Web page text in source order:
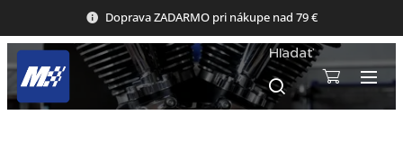
Doprava ZADARMO pri nákupe nad 79 €
Hľadať